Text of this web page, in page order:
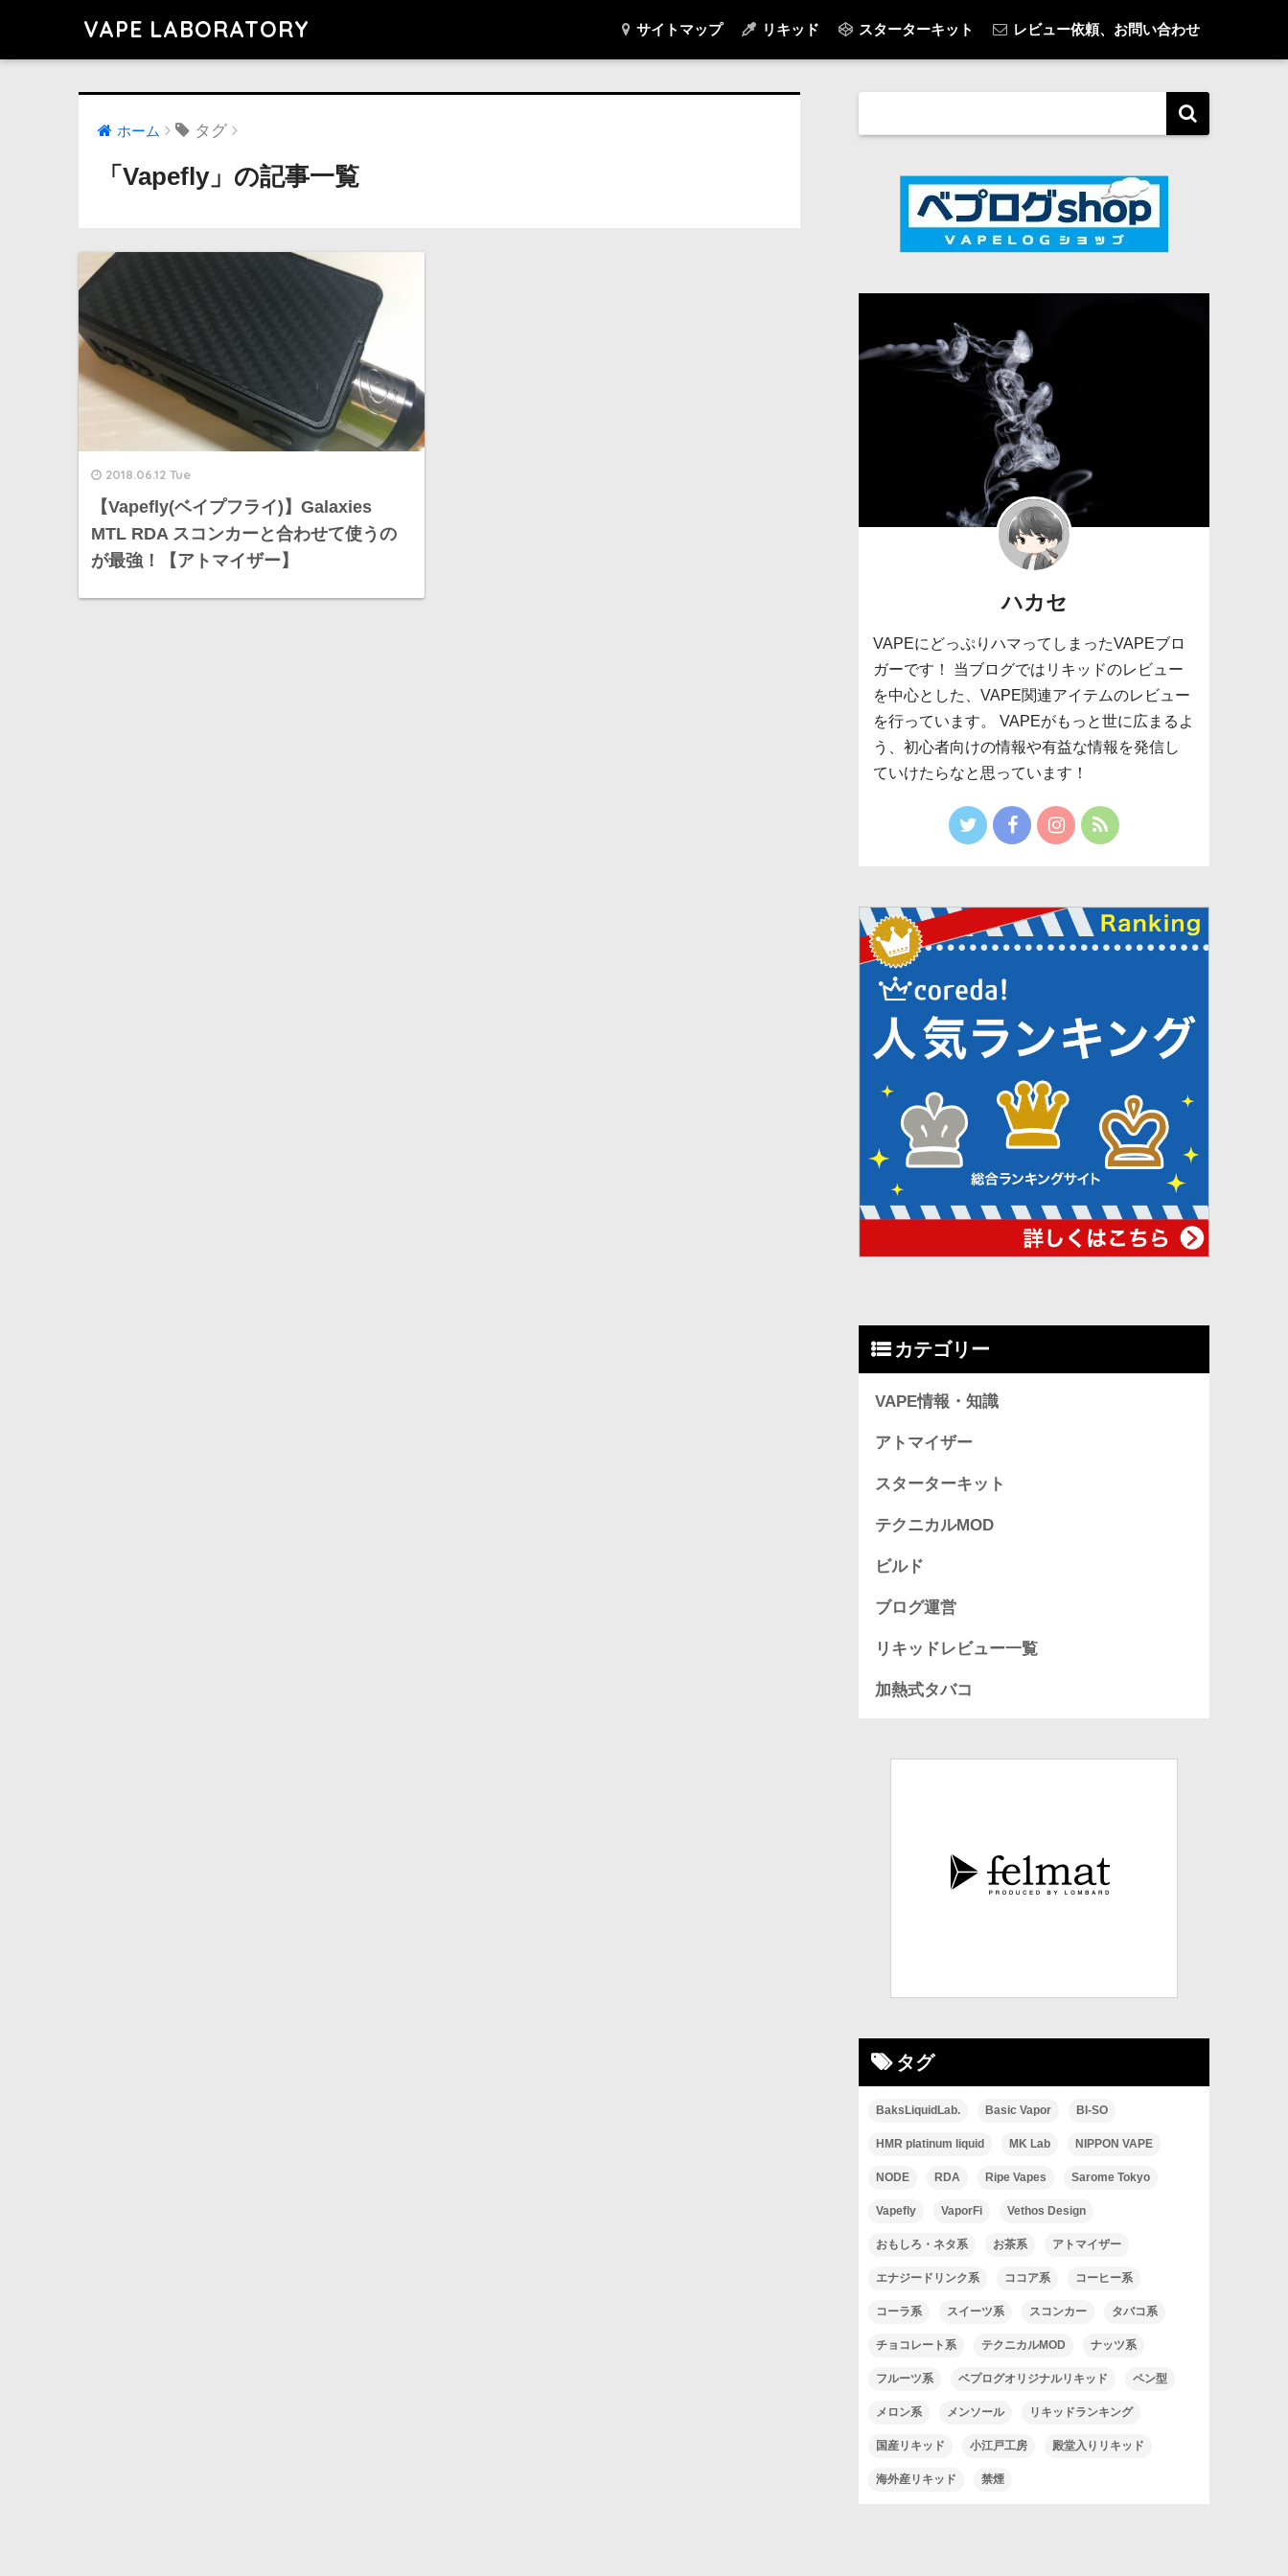
VAPE LABORATORY サイトマップ リキッド スターターキット レビュー依頼、お問い合わせ
ホーム タグ
「Vapefly」の記事一覧
2018.06.12 Tue
【Vapefly(ベイプフライ)】Galaxies
MTL RDA スコンカーと合わせて使うの
が最強！【アトマイザー】
ハカセ
VAPEにどっぷりハマってしまったVAPEブロ
ガーです！ 当ブログではリキッドのレビュー
を中心とした、VAPE関連アイテムのレビュー
を行っています。 VAPEがもっと世に広まるよ
う、初心者向けの情報や有益な情報を発信し
ていけたらなと思っています！
カテゴリー
VAPE情報・知識
アトマイザー
スターターキット
テクニカルMOD
ビルド
ブログ運営
リキッドレビュー一覧
加熱式タバコ
タグ
BaksLiquidLab. Basic Vapor BI-SO
HMR platinum liquid MK Lab NIPPON VAPE
NODE RDA Ripe Vapes Sarome Tokyo
Vapefly VaporFi Vethos Design
おもしろ・ネタ系 お茶系 アトマイザー
エナジードリンク系 ココア系 コーヒー系
コーラ系 スイーツ系 スコンカー タバコ系
チョコレート系 テクニカルMOD ナッツ系
フルーツ系 ベプログオリジナルリキッド ペン型
メロン系 メンソール リキッドランキング
国産リキッド 小江戸工房 殿堂入りリキッド
海外産リキッド 禁煙